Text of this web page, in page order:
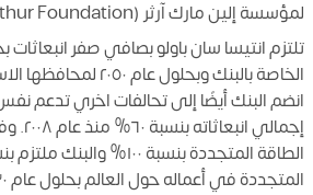
لمؤسسة إلين مارك آرثر (Ellen MacArthur Foundation).
الخاصة بالبنك وبحلول
انضم البنك أيضًا إلى تحالفات اخري تدعم
إجمالي
الطاقة المتجددة بنسبة ١٠٠%
المتجددة في أعماله حول العالم بحلول عام ٢٠٣٠.